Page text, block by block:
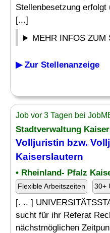
Stellenbesetzung
[...]
MEHR INFOS ZUM
▶ Zur Stellenanzeige
Job vor 3 Tagen bei
Stadtverwaltung
Volljuristin bzw.
Kaiserslautern
• Rheinland- Pfalz
Flexible Arbeitszeiten 30+
[. .. ]
sucht für ihr Referat
nächstmöglichen